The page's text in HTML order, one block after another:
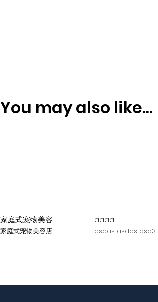
You may also like...
家庭式宠物美容
家庭式宠物美容店
aaaa
asdas asdas asd3